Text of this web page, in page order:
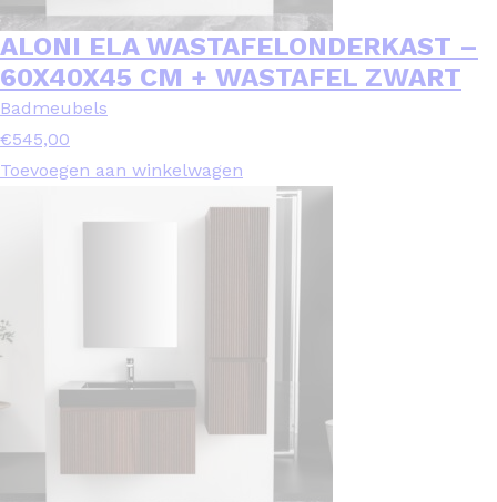
ALONI ELA WASTAFELONDERKAST –
60X40X45 CM + WASTAFEL ZWART
Badmeubels
€545,00
Toevoegen aan winkelwagen